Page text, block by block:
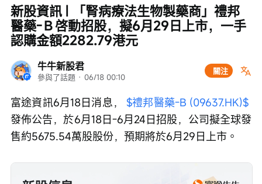
牛牛新股君
參與了話題 · 06/18 00:10
關注
新股資訊 | 「腎病療法生物製藥商」禮邦
醫藥-Ｂ啓動招股，擬6月29日上市，一手
認購金額2282.79港元
富途資訊6月18日消息， $禮邦醫藥-B (09637.HK)$
發佈公告，於6月18日-6月24日招股，公司擬全球發
售約5675.54萬股股份，預期將於6月29日上市。